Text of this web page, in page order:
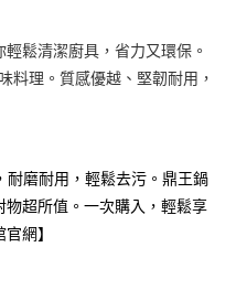
鬆清潔廚具，省力又環保。
料理。質感優越、堅韌耐用，
磨耐用，輕鬆去污。鼎王鍋
超所值。一次購入，輕鬆享
網】